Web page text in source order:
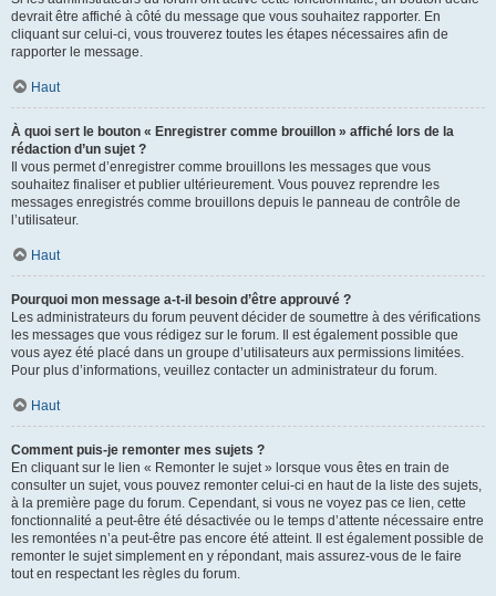
devrait être affiché à côté du message que vous souhaitez rapporter. En
cliquant sur celui-ci, vous trouverez toutes les étapes nécessaires afin de
rapporter le message.
Haut
À quoi sert le bouton « Enregistrer comme brouillon » affiché lors de la
rédaction d’un sujet ?
Il vous permet d’enregistrer comme brouillons les messages que vous
souhaitez finaliser et publier ultérieurement. Vous pouvez reprendre les
messages enregistrés comme brouillons depuis le panneau de contrôle de
l’utilisateur.
Haut
Pourquoi mon message a-t-il besoin d’être approuvé ?
Les administrateurs du forum peuvent décider de soumettre à des vérifications
les messages que vous rédigez sur le forum. Il est également possible que
vous ayez été placé dans un groupe d’utilisateurs aux permissions limitées.
Pour plus d’informations, veuillez contacter un administrateur du forum.
Haut
Comment puis-je remonter mes sujets ?
En cliquant sur le lien « Remonter le sujet » lorsque vous êtes en train de
consulter un sujet, vous pouvez remonter celui-ci en haut de la liste des sujets,
à la première page du forum. Cependant, si vous ne voyez pas ce lien, cette
fonctionnalité a peut-être été désactivée ou le temps d’attente nécessaire entre
les remontées n’a peut-être pas encore été atteint. Il est également possible de
remonter le sujet simplement en y répondant, mais assurez-vous de le faire
tout en respectant les règles du forum.